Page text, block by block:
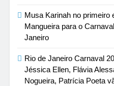
Musa Karinah no primeiro
Mangueira para o
Janeiro
Rio de Janeiro Carnaval
Jéssica Ellen, Flávia
Nogueira, Patrícia Poeta